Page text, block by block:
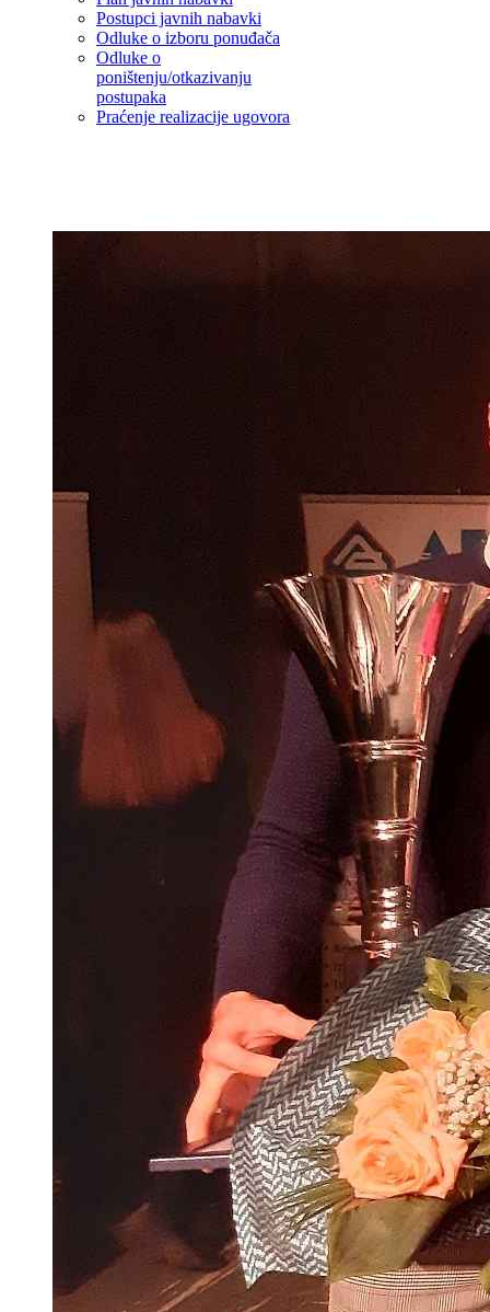
Postupci javnih nabavki
Odluke o izboru ponuđača
Odluke o
poništenju/otkazivanju
postupaka
Praćenje realizacije ugovora